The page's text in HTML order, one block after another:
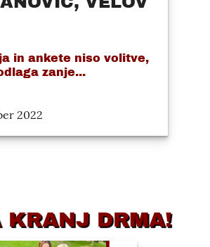
in ankete niso volitve,
zanje...
2022
KRANJ DRMA!